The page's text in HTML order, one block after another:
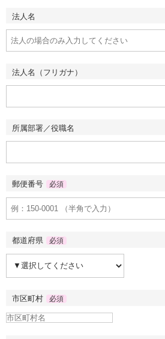
法人名
法人名（フリガナ）
所属部署／役職名
郵便番号 必須
都道府県 必須
市区町村 必須